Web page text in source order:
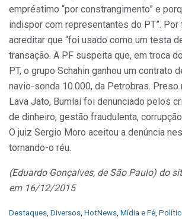
empréstimo “por constrangimento” e
indispor com representantes do PT”. Por
acreditar que “foi usado como um testa
transação. A PF suspeita que, em troca
PT, o grupo Schahin ganhou um contrato
navio-sonda 10.000, da Petrobras. Preso
Lava Jato, Bumlai foi denunciado pelos
de dinheiro, gestão fraudulenta,
O juiz Sergio Moro aceitou a denúncia
tornando-o réu.
(Eduardo Gonçalves, de São Paulo) do
em 16/12/2015
C
Destaques Diversos HotNews Mídia e Fé